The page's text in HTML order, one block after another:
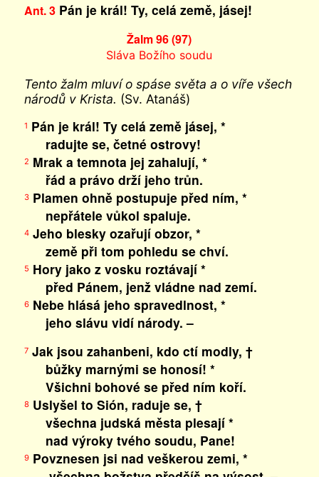
Ant. 3Pán je král! Ty, celá země, jásej!
Žalm 96 (97)
Sláva Božího soudu
Tento žalm mluví o spáse světa a o víře všech
národů v Krista. (Sv. Atanáš)
1 Pán je král! Ty celá země jásej, *
radujte se, četné ostrovy!
2 Mrak a temnota jej zahalují, *
řád a právo drží jeho trůn.
3Plamen ohně postupuje před ním, *
nepřátele vůkol spaluje.
4Jeho blesky ozařují obzor, *
země při tom pohledu se chví.
5 Hory jako z vosku roztávají *
před Pánem, jenž vládne nad zemí.
6Nebe hlásá jeho spravedlnost, *
jeho slávu vidí národy. –
7Jak jsou zahanbeni, kdo ctí modly, †
bůžky marnými se honosí! *
Všichni bohové se před ním koří.
8 Uslyšel to Sión, raduje se, †
všechna judská města plesají *
nad výroky tvého soudu, Pane!
9Povznesen jsi nad veškerou zemi, *